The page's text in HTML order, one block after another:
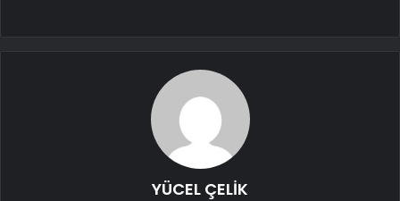
YÜCEL ÇELİK